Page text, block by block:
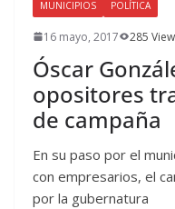
MUNICIPIOS POLÍTICA
16 mayo, 2017 285
Óscar
opositores
de campaña
En su paso por el
con empresarios, el
por la gubernatura